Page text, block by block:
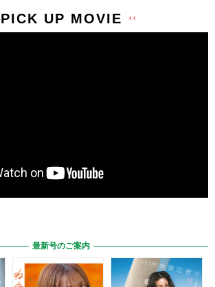
PICK UP MOVIE
最新号のご案内